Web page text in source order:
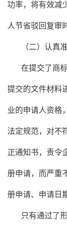
功率，将有效减
人节省驳回复审
（二）认真
在提交了商
提交的文件材料
业的申请人资格
法定规范，对不
正通知书，责令
册申请，而严重
册申请、申请日
只有通过了